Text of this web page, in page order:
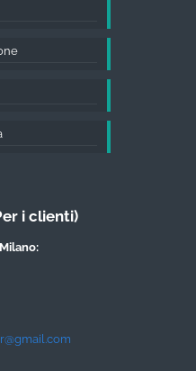
i clienti)